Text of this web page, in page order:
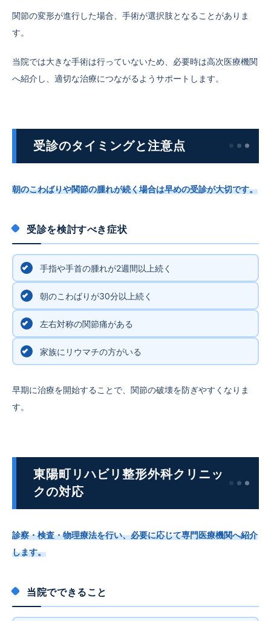
関節の変形が進行した場合、手術が選択肢となることがありま
す。
当院では大きな手術は行っていないため、必要時は高次医療機関
へ紹介し、適切な治療につながるようサポートします。
受診のタイミングと注意点
朝のこわばりや関節の腫れが続く場合は早めの受診が大切です。
受診を検討すべき症状
手指や手首の腫れが2週間以上続く
朝のこわばりが30分以上続く
左右対称の関節痛がある
家族にリウマチの方がいる
早期に治療を開始することで、関節の破壊を防ぎやすくなりま
す。
東陽町リハビリ整形外科クリニッ
クの対応
診察・検査・物理療法を行い、必要に応じて専門医療機関へ紹介
します。
当院でできること